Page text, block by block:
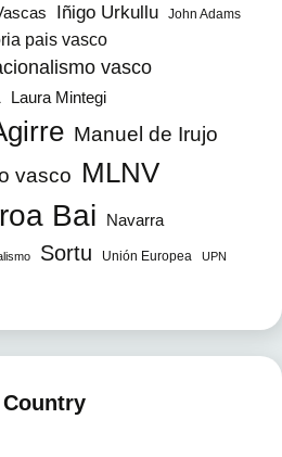
Iñigo Urkullu John Adams
pais vasco
vasco
Laura Mintegi
Manuel de Irujo
vasco MLNV
Bai Navarra
Sortu Unión Europea UPN